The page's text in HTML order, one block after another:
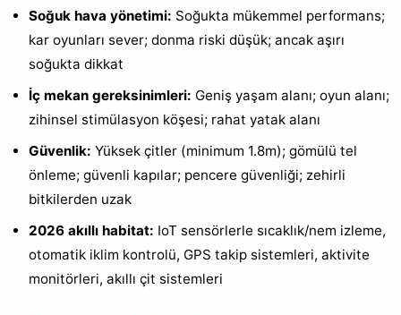
Soğuk hava yönetimi: Soğukta mükemmel performans;
kar oyunları sever; donma riski düşük; ancak aşırı
soğukta dikkat
İç mekan gereksinimleri: Geniş yaşam alanı; oyun alanı;
zihinsel stimülasyon köşesi; rahat yatak alanı
Güvenlik: Yüksek çitler (minimum 1.8m); gömülü tel
önleme; güvenli kapılar; pencere güvenliği; zehirli
bitkilerden uzak
2026 akıllı habitat: IoT sensörlerle sıcaklık/nem izleme,
otomatik iklim kontrolü, GPS takip sistemleri, aktivite
monitörleri, akıllı çit sistemleri